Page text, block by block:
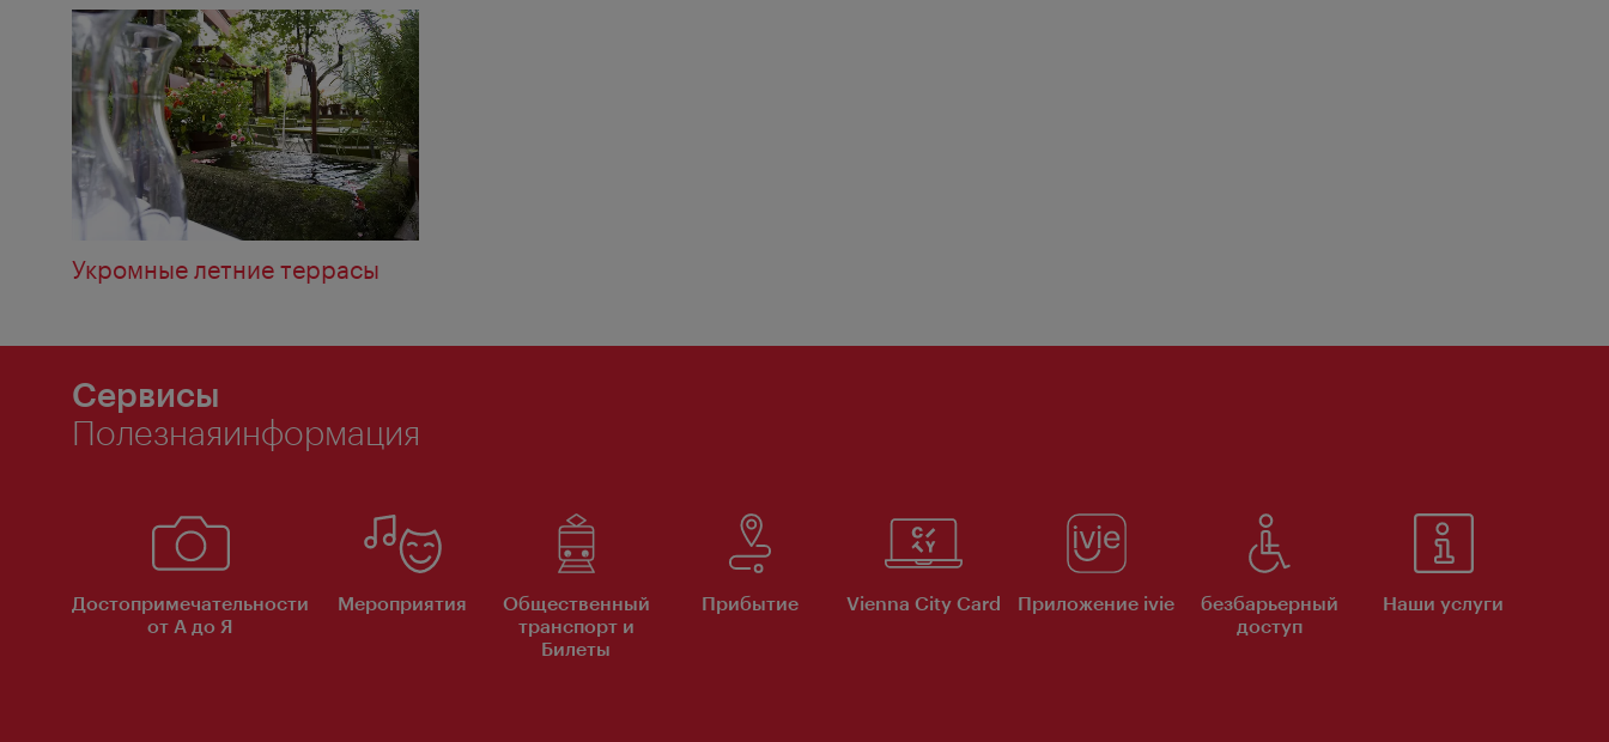
Укромные летние террасы
Сервисы
Полезнаяинформация
Достопримечательности
от А до Я
Мероприятия
Общественный
транспорт и
Билеты
Прибытие Vienna City Card Приложение ivie
безбарьерный
доступ
Наши услуги